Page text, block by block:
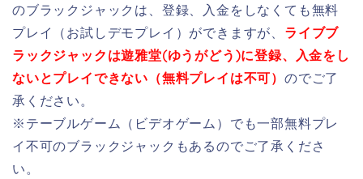
のブラックジャックは、登録、入金をしなくても無料
プレイ（お試しデモプレイ）ができますが、 ライブブ
ラックジャックは遊雅堂(ゆうがどう)に登録、入金をし
ないとプレイできない（無料プレイは不可）のでご了
承ください。
※テーブルゲーム（ビデオゲーム）でも一部無料プレ
イ不可のブラックジャックもあるのでご了承くださ
い。